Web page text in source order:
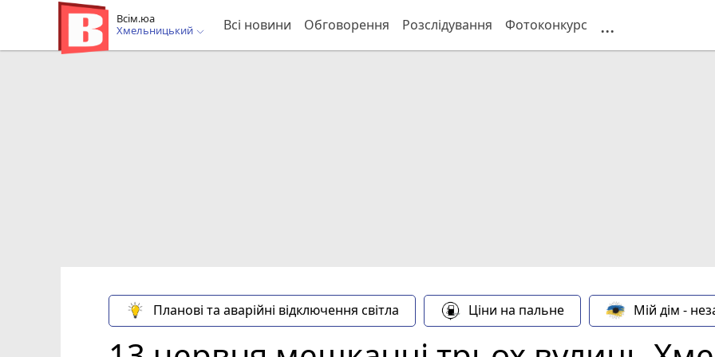
Всім.юа
Хмельницький
Всі новини Обговорення Розслідування Фотоконкурс ...
Планові та аварійні відключення світла Ціни на пальне Мій дім -